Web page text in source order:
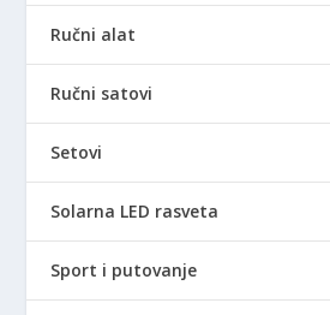
Ručni alat
Ručni satovi
Setovi
Solarna LED rasveta
Sport i putovanje